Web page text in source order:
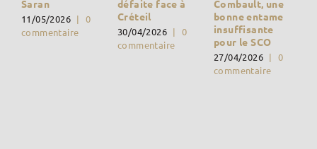
Saran
11/05/2026 |
0
commentaire
défaite face à
Créteil
30/04/2026 |
0
commentaire
Combault, une
bonne entame
insuffisante
pour le SCO
27/04/2026 |
0
commentaire